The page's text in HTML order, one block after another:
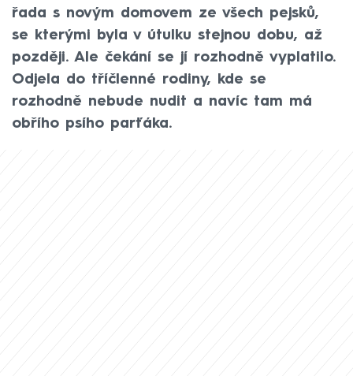
řada s novým domovem ze všech pejsků,
se kterými byla v útulku stejnou dobu, až
později. Ale čekání se jí rozhodně vyplatilo.
Odjela do tříčlenné rodiny, kde se
rozhodně nebude nudit a navíc tam má
obřího psího parťáka.